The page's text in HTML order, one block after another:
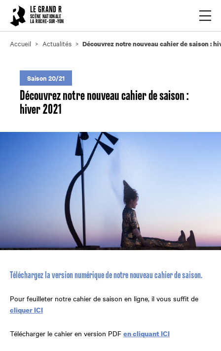
LE GRAND R
SCÈNE NATIONALE
LA ROCHE-SUR-YON
Accueil Actualités Découvrez notre nouveau cahier de saison :
Saison 20/21
Découvrez notre nouveau cahier de saison :
hiver 2021
Téléchargez la version numérique de notre nouveau cahier de saison.
Pour feuilleter notre cahier de saison en ligne, il vous suffit de
cliquer ICI
Télécharger le cahier en version PDF en cliquant ICI
Cookies management panel